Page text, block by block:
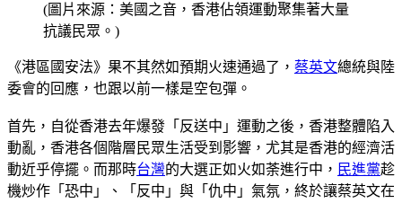
(圖片來源：美國之音，香港佔領運動聚集著大量
抗議民眾。)
《港區國安法》果不其然如預期火速通過了， 蔡英文總統與陸
委會的回應，也跟以前一樣是空包彈。
首先，自從香港去年爆發「反送中」運動之後，香港整體陷入
動亂，香港各個階層民眾生活受到影響，尤其是香港的經濟活
動近乎停擺。而那時台灣的大選正如火如荼進行中， 民進黨趁
機炒作「恐中」、「反中」與「仇中」氣氛，終於讓蔡英文在